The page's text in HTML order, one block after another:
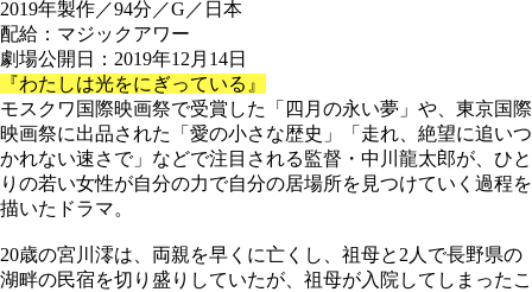
2019年製作／94分／G／日本
配給：マジックアワー
劇場公開日：2019年12月14日
『わたしは光をにぎっている』
モスクワ国際映画祭で受賞した「四月の永い夢」や、東京国際
映画祭に出品された「愛の小さな歴史」「走れ、絶望に追いつ
かれない速さで」などで注目される監督・中川龍太郎が、ひと
りの若い女性が自分の力で自分の居場所を見つけていく過程を
描いたドラマ。
20歳の宮川澪は、両親を早くに亡くし、祖母と2人で長野県の
湖畔の民宿を切り盛りしていたが、祖母が入院してしまったこ